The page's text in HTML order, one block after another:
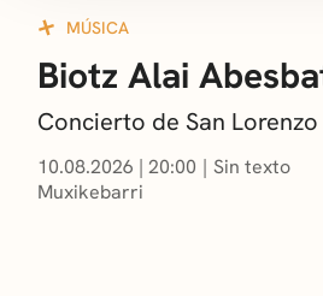
MÚSICA
Biotz Alai
Concierto de San Lorenzo
10.08.2026 | 20:00
Sin texto
Muxikebarri